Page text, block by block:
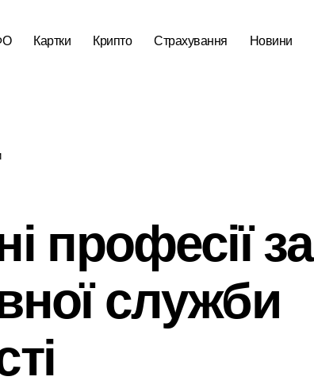
Картки Крипто Страхування Новини
професії за
служби